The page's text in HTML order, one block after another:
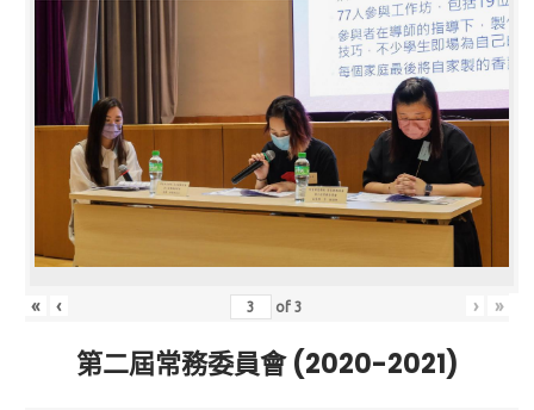
« ‹ of3 › »
第二屆常務委員會 (2020-2021)